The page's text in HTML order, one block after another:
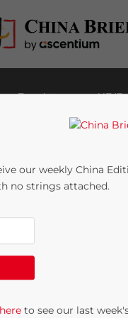
Regulatory HR/
et Non
partie importante
our weekly China
no strings attached.
to see our last